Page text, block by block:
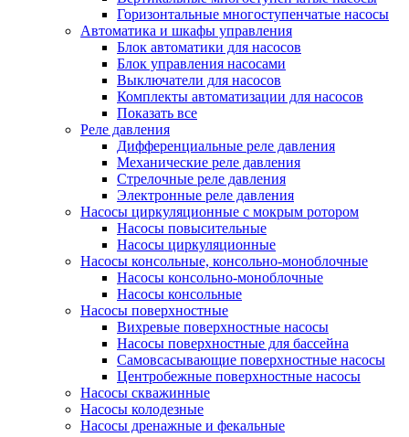
Горизонтальные многоступенчатые насосы
Автоматика и шкафы управления
Блок автоматики для насосов
Блок управления насосами
Выключатели для насосов
Комплекты автоматизации для насосов
Показать все
Реле давления
Дифференциальные реле давления
Механические реле давления
Стрелочные реле давления
Электронные реле давления
Насосы циркуляционные с мокрым ротором
Насосы повысительные
Насосы циркуляционные
Насосы консольные, консольно-моноблочные
Насосы консольно-моноблочные
Насосы консольные
Насосы поверхностные
Вихревые поверхностные насосы
Насосы поверхностные для бассейна
Самовсасывающие поверхностные насосы
Центробежные поверхностные насосы
Насосы скважинные
Насосы колодезные
Насосы дренажные и фекальные